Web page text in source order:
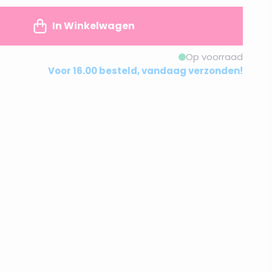
In Winkelwagen
Op voorraad
Voor 16.00 besteld, vandaag verzonden!